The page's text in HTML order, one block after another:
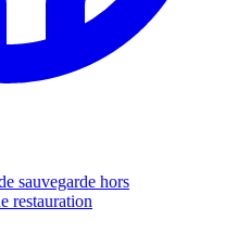
sauvegarde hors
restauration